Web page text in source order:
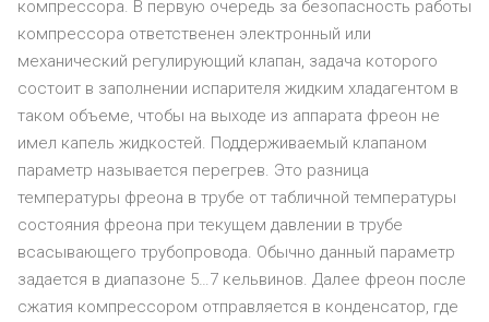
компрессора. В первую очередь за безопасность работы
компрессора ответственен электронный или
механический регулирующий клапан, задача которого
состоит в заполнении испарителя жидким хладагентом в
таком объеме, чтобы на выходе из аппарата фреон не
имел капель жидкостей. Поддерживаемый клапаном
параметр называется перегрев. Это разница
температуры фреона в трубе от табличной температуры
состояния фреона при текущем давлении в трубе
всасывающего трубопровода. Обычно данный параметр
задается в диапазоне 5…7 кельвинов. Далее фреон после
сжатия компрессором отправляется в конденсатор, где